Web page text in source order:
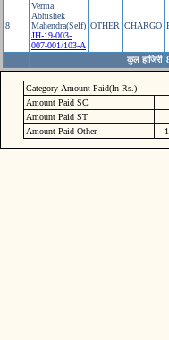
8
Verma
Abhishek
Mahendra(Self)
JH-19-003-
007-001/103-A
OTHER CHARGO
कुल हाजिरी
Category Amount Paid(In Rs.)
Amount Paid SC
Amount Paid ST
Amount Paid Other